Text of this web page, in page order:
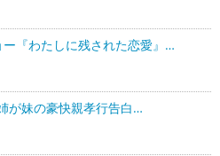
『わたしに残された恋愛』…
が妹の豪快親孝行告白…